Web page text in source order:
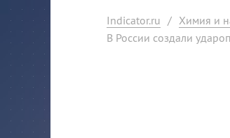
Indicator.ru / Химия и
В России создали